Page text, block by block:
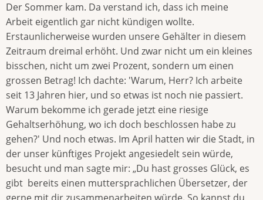
Der Sommer kam. Da verstand ich, dass ich meine
Arbeit eigentlich gar nicht kündigen wollte.
Erstaunlicherweise wurden unsere Gehälter in diesem
Zeitraum dreimal erhöht. Und zwar nicht um ein kleines
bisschen, nicht um zwei Prozent, sondern um einen
grossen Betrag! Ich dachte: 'Warum, Herr? Ich arbeite
seit 13 Jahren hier, und so etwas ist noch nie passiert.
Warum bekomme ich gerade jetzt eine riesige
Gehaltserhöhung, wo ich doch beschlossen habe zu
gehen?' Und noch etwas. Im April hatten wir die Stadt, in
der unser künftiges Projekt angesiedelt sein würde,
besucht und man sagte mir: „Du hast grosses Glück, es
gibt bereits einen muttersprachlichen Übersetzer, der